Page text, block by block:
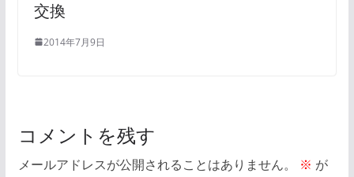
交換
2014年7月9日
コメントを残す
メールアドレスが公開されることはありません。 ※ が